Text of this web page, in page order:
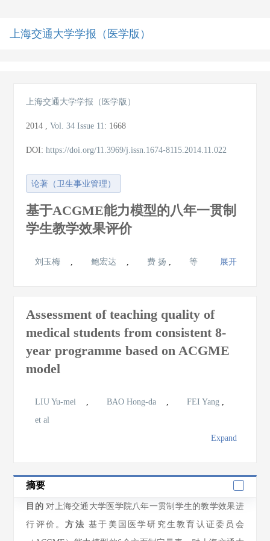
上海交通大学学报（医学版）
上海交通大学学报（医学版）
2014 ,Vol. 34 Issue 11: 1668
DOI:https://doi.org/11.3969/j.issn.1674-8115.2014.11.022
论著（卫生事业管理）
基于ACGME能力模型的八年一贯制
学生教学效果评价
刘玉梅 , 鲍宏达 , 费 扬 , 等 展开
Assessment of teaching quality of
medical students from consistent 8-
year programme based on ACGME
model
LIU Yu-mei , BAO Hong-da , FEI Yang ,
et al
Expand
摘要
目的对上海交通大学医学院八年一贯制学生的教学效果进
行评价。方法基于美国医学研究生教育认证委员会